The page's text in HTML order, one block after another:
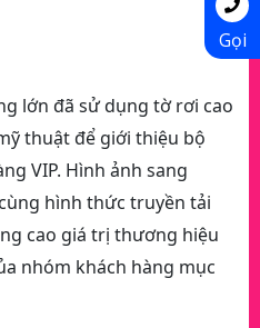
lớn đã sử dụng tờ rơi cao
thuật để giới thiệu bộ
VIP. Hình ảnh sang
hình thức truyền tải
cao giá trị thương hiệu
nhóm khách hàng mục
Gọi